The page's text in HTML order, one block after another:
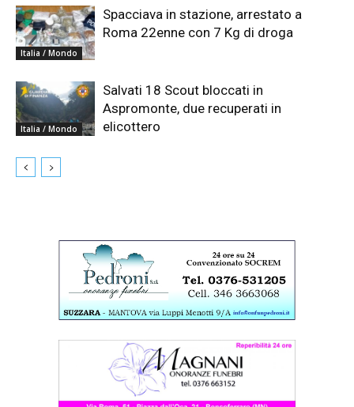
Italia / Mondo
Spacciava in stazione, arrestato a
Roma 22enne con 7 Kg di droga
Italia / Mondo
Salvati 18 Scout bloccati in
Aspromonte, due recuperati in
elicottero